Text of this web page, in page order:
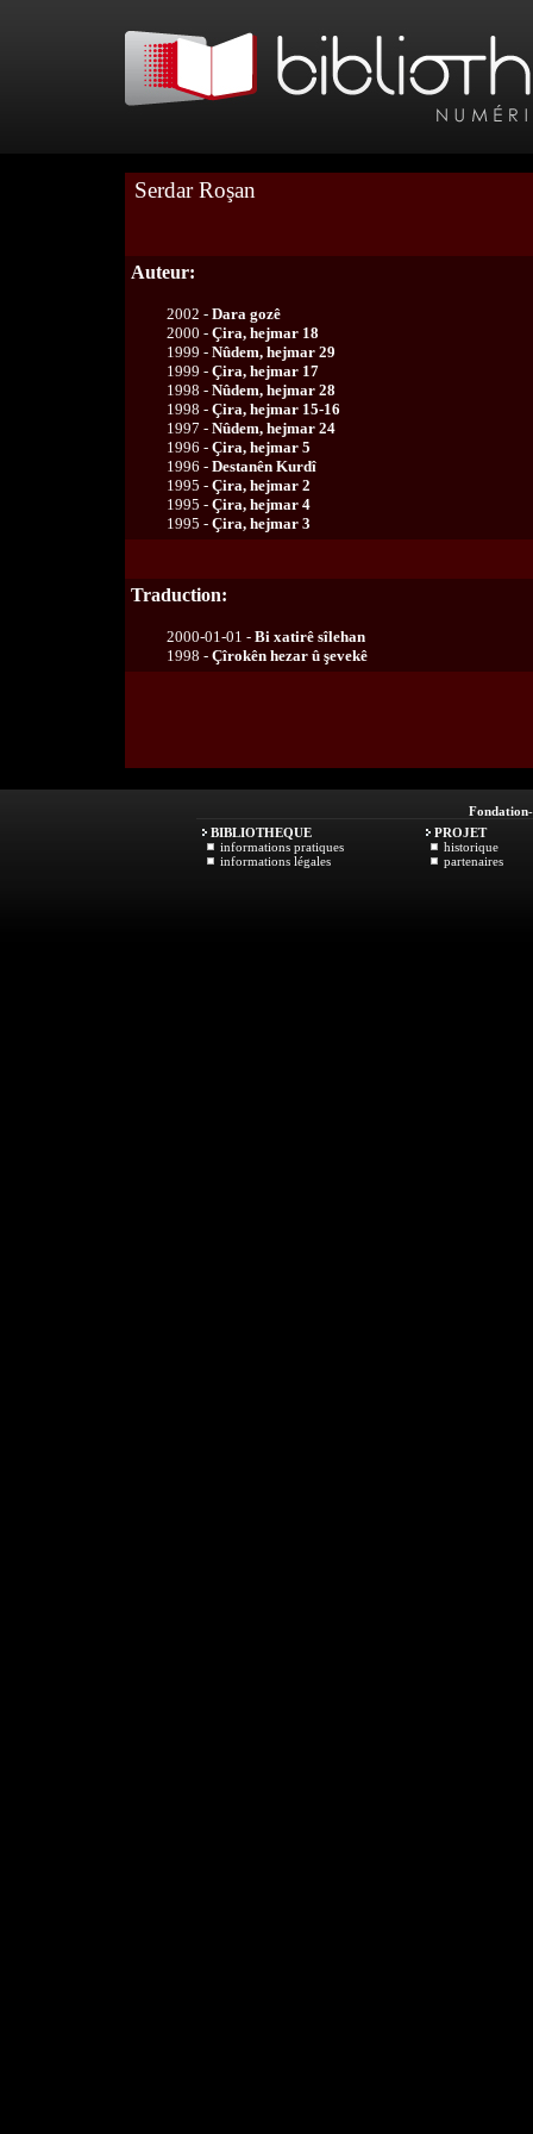
Serdar Roşan
Auteur:
2002 - Dara gozê
2000 - Çira, hejmar 18
1999 - Nûdem, hejmar 29
1999 - Çira, hejmar 17
1998 - Nûdem, hejmar 28
1998 - Çira, hejmar 15-16
1997 - Nûdem, hejmar 24
1996 - Çira, hejmar 5
1996 - Destanên Kurdî
1995 - Çira, hejmar 2
1995 - Çira, hejmar 4
1995 - Çira, hejmar 3
Traduction:
2000-01-01 - Bi xatirê sîlehan
1998 - Çîrokên hezar û şevekê
Fondation
BIBLIOTHEQUE
informations pratiques
informations légales
PROJET
historique
partenaires